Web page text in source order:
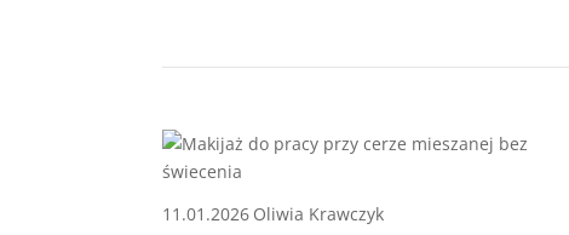
11.01.2026 Oliwia Krawczyk